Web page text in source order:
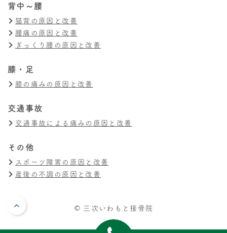
背中～腰
猫背の原因と改善
腰痛の原因と改善
ぎっくり腰の原因と改善
膝・足
膝の痛みの原因と改善
交通事故
交通事故による痛みの原因と改善
その他
スポーツ障害の原因と改善
産後の不調の原因と改善
© 三次いわもと接骨院